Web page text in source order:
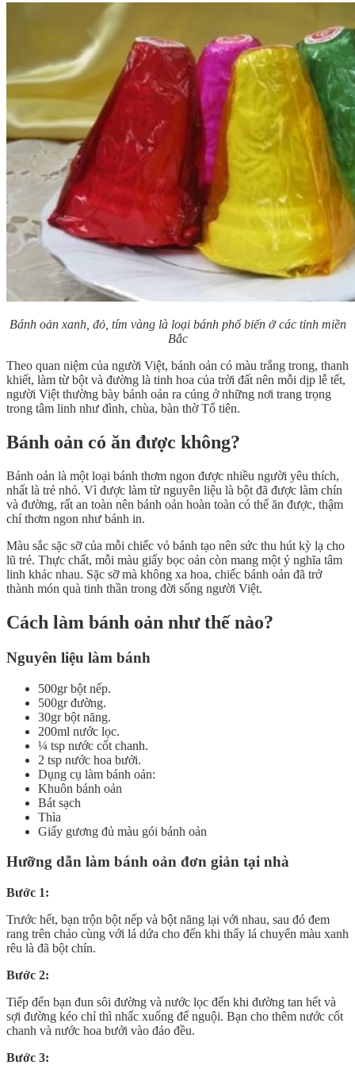
Bánh oản xanh, đỏ, tím vàng là loại bánh phổ biến ở các tỉnh miền
Bắc
Theo quan niệm của người Việt, bánh oản có màu trắng trong, thanh
khiết, làm từ bột và đường là tinh hoa của trời đất nên mỗi dịp lễ tết,
người Việt thường bày bánh oản ra cúng ở những nơi trang trọng
trong tâm linh như đình, chùa, bàn thờ Tổ tiên.
Bánh oản có ăn được không?
Bánh oản là một loại bánh thơm ngon được nhiều người yêu thích,
nhất là trẻ nhỏ. Vì được làm từ nguyên liệu là bột đã được làm chín
và đường, rất an toàn nên bánh oản hoàn toàn có thể ăn được, thậm
chí thơm ngon như bánh in.
Màu sắc sặc sỡ của mỗi chiếc vỏ bánh tạo nên sức thu hút kỳ lạ cho
lũ trẻ. Thực chất, mỗi màu giấy bọc oản còn mang một ý nghĩa tâm
linh khác nhau. Sặc sỡ mà không xa hoa, chiếc bánh oản đã trở
thành món quà tinh thần trong đời sống người Việt.
Cách làm bánh oản như thế nào?
Nguyên liệu làm bánh
500gr bột nếp.
500gr đường.
30gr bột năng.
200ml nước lọc.
¼ tsp nước cốt chanh.
2 tsp nước hoa bưởi.
Dụng cụ làm bánh oản:
Khuôn bánh oản
Bát sạch
Thìa
Giấy gương đủ màu gói bánh oản
Hưỡng dẫn làm bánh oản đơn giản tại nhà
Bước 1:
Trước hết, bạn trộn bột nếp và bột năng lại với nhau, sau đó đem
rang trên chảo cùng với lá dứa cho đến khi thấy lá chuyển màu xanh
rêu là đã bột chín.
Bước 2:
Tiếp đến bạn đun sôi đường và nước lọc đến khi đường tan hết và
sợi đường kéo chỉ thì nhấc xuống để nguội. Bạn cho thêm nước cốt
chanh và nước hoa bưởi vào đảo đều.
Bước 3: